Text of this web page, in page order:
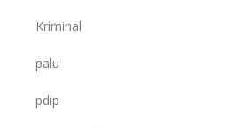
Kriminal
palu
pdip